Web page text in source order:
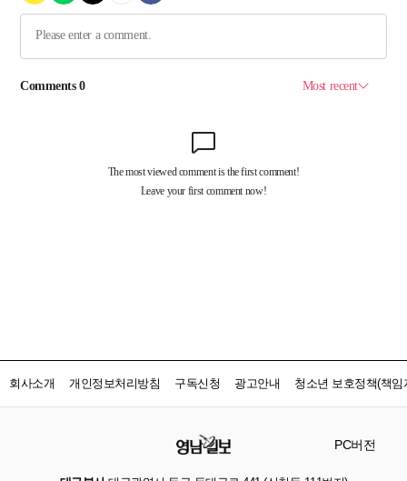
회사소개 개인정보처리방침 구독신청 광고안내 청소년 보호정책(책임
PC버전